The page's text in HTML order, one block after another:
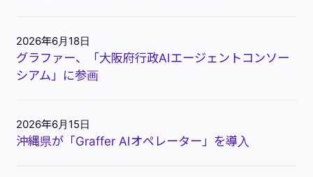
2026年6月18日
グラファー、「大阪府行政AIエージェントコンソー
シアム」に参画
2026年6月15日
沖縄県が「Graffer AIオペレーター」を導入